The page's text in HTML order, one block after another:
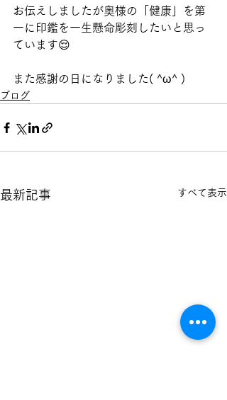
お伝えしましたが奥様の「健康」を第
一に印鑑を一生懸命彫刻したいと思っ
ています😌
また感謝の日になりました( ^ω^ )
ブログ
最新記事 すべて表示